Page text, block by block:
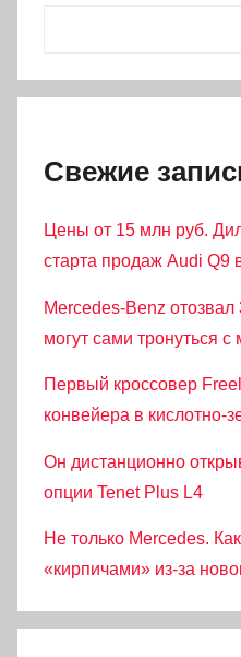
Свежие
Цены от 15 млн руб.
старта продаж Audi Q9
Mercedes-Benz
могут сами тронуться с
Первый кроссовер
конвейера в кислотно-
Он дистанционно
опции Tenet Plus L4
Не только Mercedes.
«кирпичами» из-за